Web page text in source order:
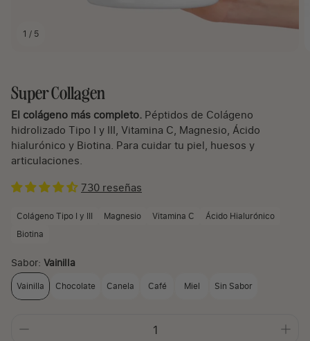
1 / 5
Super Collagen
El colágeno más completo. Péptidos de Colágeno
hidrolizado Tipo I y III, Vitamina C, Magnesio, Ácido
hialurónico y Biotina. Para cuidar tu piel, huesos y
articulaciones.
730 reseñas
Colágeno Tipo I y III Magnesio Vitamina C
Ácido Hialurónico
Biotina
Sabor: Vainilla
Vainilla Chocolate Canela Café Miel Sin Sabor